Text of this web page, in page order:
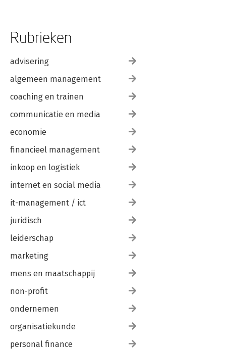
Rubrieken
advisering
algemeen management
coaching en trainen
communicatie en media
economie
financieel management
inkoop en logistiek
internet en social media
it-management / ict
juridisch
leiderschap
marketing
mens en maatschappij
non-profit
ondernemen
organisatiekunde
personal finance